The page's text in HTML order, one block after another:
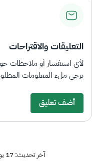
التعليقات والاقتراحات
لأي استفسار أو ملاحظات
يرجى ملء المعلومات
أضف تعليق
آخر تحديث: 17 يونيو 2026 02:34 م المملكة العربية السعودية